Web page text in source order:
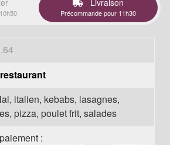
Livraison
Précommande pour 11h30
italien, kebabs, lasagnes,
pizza, poulet frit, salades
: